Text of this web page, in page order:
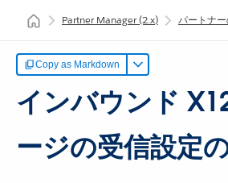
Partner Manager(2.x) パートナ
Copy as Markdown
インバウンド
ージの受信設定